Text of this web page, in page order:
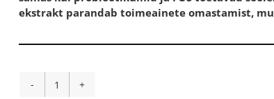
ekstrakt parandab toimeainete omastamist,
KURKUM